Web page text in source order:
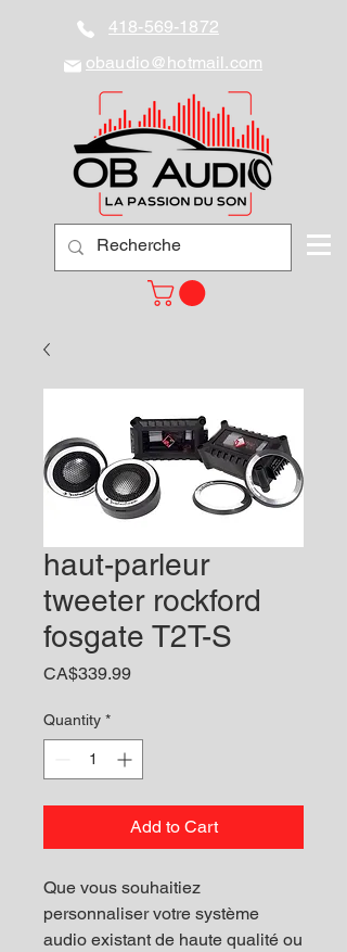
418-569-1872
obaudio@hotmail.com
haut-parleur
tweeter rockford
fosgate T2T-S
CA$339.99Price
Quantity *
Add to Cart
Que vous souhaitiez
personnaliser votre système
audio existant de haute qualité ou